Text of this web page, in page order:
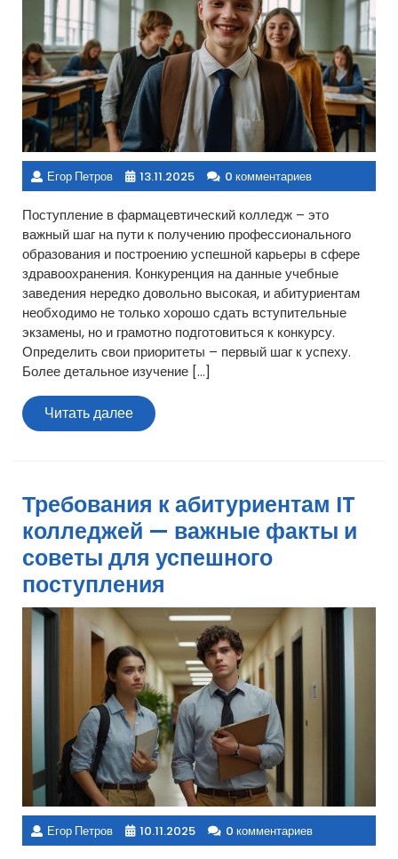
Егор Петров 13.11.2025 0 комментариев
Поступление в фармацевтический колледж – это
важный шаг на пути к получению профессионального
образования и построению успешной карьеры в сфере
здравоохранения. Конкуренция на данные учебные
заведения нередко довольно высокая, и абитуриентам
необходимо не только хорошо сдать вступительные
экзамены, но и грамотно подготовиться к конкурсу.
Определить свои приоритеты – первый шаг к успеху.
Более детальное изучение […]
Читать далееЧитать
далее
Требования к абитуриентам IT
колледжей — важные факты и
советы для успешного
поступления
Егор Петров 10.11.2025 0 комментариев